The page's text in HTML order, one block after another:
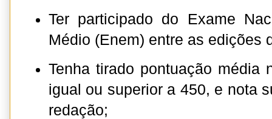
Ter participado do Exame
Médio (Enem) entre as edições
Tenha tirado pontuação média
igual ou superior a 450, e nota
redação;